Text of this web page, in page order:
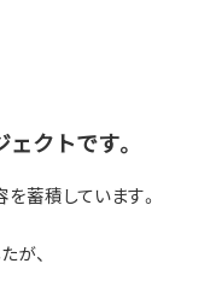
クトです。
蓄積しています。
が、